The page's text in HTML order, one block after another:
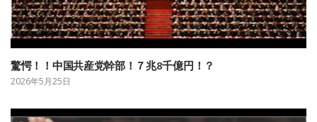
驚愕！！中国共産党幹部！７兆8千億円！？
2026年5月25日